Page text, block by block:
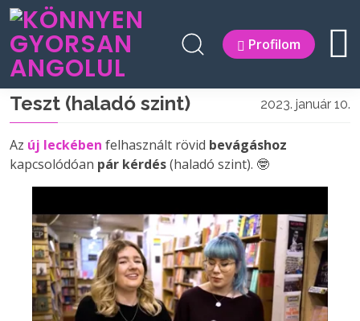
Profilom
Teszt (haladó szint) 2023. január 10.
Az új leckében felhasznált rövid bevágáshoz
kapcsolódóan pár kérdés(haladó szint). 🤓